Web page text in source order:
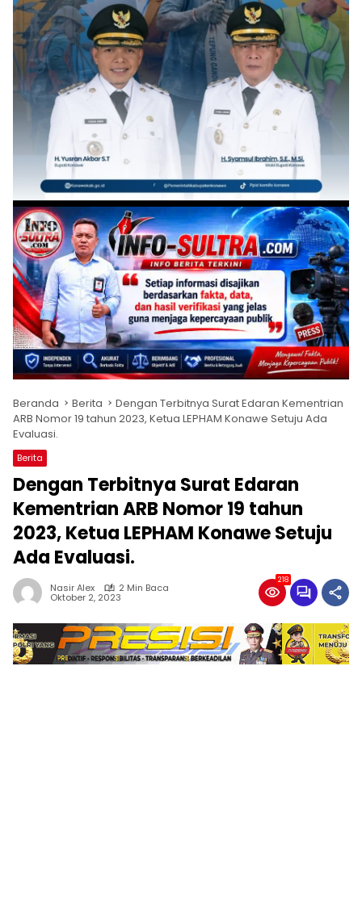
Beranda Berita
Dengan Terbitnya Surat Edaran Kementrian
ARB Nomor 19 tahun 2023, Ketua LEPHAM Konawe Setuju Ada
Evaluasi.
Berita
Dengan Terbitnya Surat Edaran
Kementrian ARB Nomor 19 tahun
2023, Ketua LEPHAM Konawe Setuju
Ada Evaluasi.
Nasir Alex 2 Min Baca
Oktober 2, 2023
218